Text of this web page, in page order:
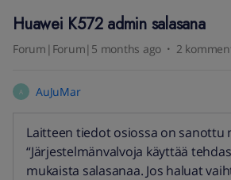
Huawei K572 admin salasana
Forum|Forum|5 months ago 2
A AuJuMar
Laitteen tiedot osiossa on sanottu
“Järjestelmänvalvoja käyttää
mukaista salasanaa. Jos haluat